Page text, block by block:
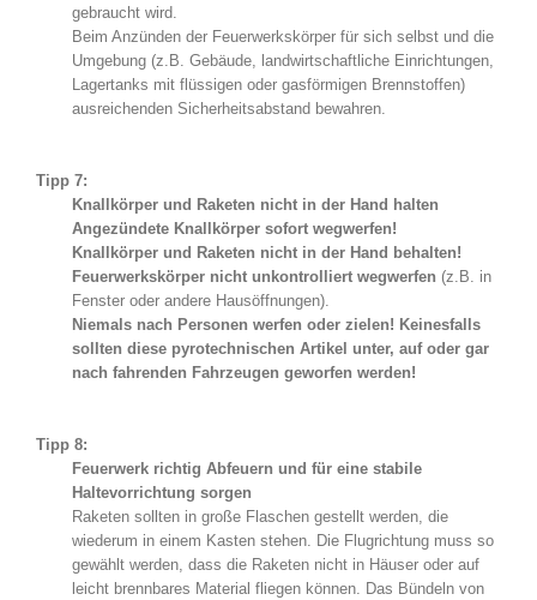
gebraucht wird.
Beim Anzünden der Feuerwerkskörper für sich selbst und die
Umgebung (z.B. Gebäude, landwirtschaftliche Einrichtungen,
Lagertanks mit flüssigen oder gasförmigen Brennstoffen)
ausreichenden Sicherheitsabstand bewahren.
Tipp 7:
Knallkörper und Raketen nicht in der Hand halten
Angezündete Knallkörper sofort wegwerfen!
Knallkörper und Raketen nicht in der Hand behalten!
Feuerwerkskörper nicht unkontrolliert wegwerfen (z.B. in
Fenster oder andere Hausöffnungen).
Niemals nach Personen werfen oder zielen! Keinesfalls
sollten diese pyrotechnischen Artikel unter, auf oder gar
nach fahrenden Fahrzeugen geworfen werden!
Tipp 8:
Feuerwerk richtig Abfeuern und für eine stabile
Haltevorrichtung sorgen
Raketen sollten in große Flaschen gestellt werden, die
wiederum in einem Kasten stehen. Die Flugrichtung muss so
gewählt werden, dass die Raketen nicht in Häuser oder auf
leicht brennbares Material fliegen können. Das Bündeln von